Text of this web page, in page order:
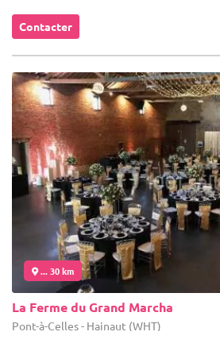
Contacter
... 30 km
La Ferme du Grand Marcha
Pont-à-Celles - Hainaut (WHT)